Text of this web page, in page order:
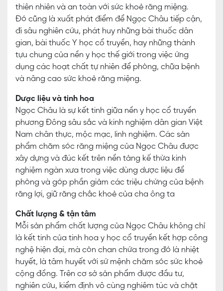
thiên nhiên và an toàn với sức khoẻ răng miệng.
Đó cũng là xuất phát điểm để Ngọc Châu tiếp cận,
đi sâu nghiên cứu, phát huy những bài thuốc dân
gian, bài thuốc Y học cổ truyền, hay những thành
tựu chung của nền y học thế giới trong việc ứng
dụng các hoạt chất tự nhiên để phòng, chữa bệnh
và nâng cao sức khoẻ răng miệng.
Dược liệu và tinh hoa
Ngọc Châu là sự kết tinh giữa nền y học cổ truyền
phương Đông sâu sắc và kinh nghiệm dân gian Việt
Nam chân thực, mộc mạc, linh nghiệm. Các sản
phẩm chăm sóc răng miệng của Ngọc Châu được
xây dựng và đúc kết trên nền tảng kế thừa kinh
nghiệm ngàn xưa trong việc dùng dược liệu để
phòng và góp phần giảm các triệu chứng của bệnh
răng lợi, giữ răng chắc khoẻ của cha ông ta
Chất lượng & tận tâm
Mỗi sản phẩm chất lượng của Ngọc Châu không chỉ
là kết tinh của tinh hoa y học cổ truyền kết hợp công
nghệ hiện đại, mà còn chan chứa trong đó là nhiệt
huyết, là tâm huyết với sứ mệnh chăm sóc sức khoẻ
cộng đồng. Trên cơ sở sản phẩm được đầu tư,
nghiên cứu, kiểm định vô cùng nghiêm túc và chặt